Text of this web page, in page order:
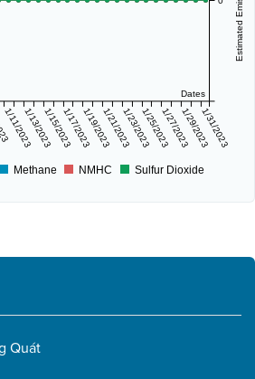
Dates
1/11/20231/13/20231/15/20231/17/20231/19/20231/21/20231/23/20231/25/20231/27/20231/29/20231/31/2023
Methane NMHC Sulfur Dioxide
Quát